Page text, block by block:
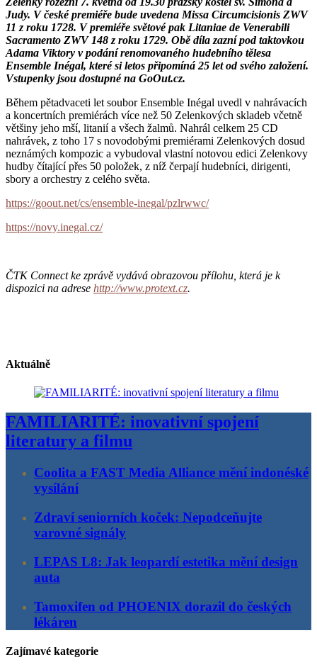
Judy. V české premiéře bude uvedena Missa Circumcisionis ZWV
11 z roku 1728. V premiéře světové pak Litaniae de Venerabili
Sacramento ZWV 148 z roku 1729. Obě díla zazní pod taktovkou
Adama Viktory v podání renomovaného hudebního tělesa
Ensemble Inégal, které si letos připomíná 25 let od svého založení.
Vstupenky jsou dostupné na GoOut.cz.
Během pětadvaceti let soubor Ensemble Inégal uvedl v nahrávacích
a koncertních premiérách více než 50 Zelenkových skladeb včetně
většiny jeho mší, litanií a všech žalmů. Nahrál celkem 25 CD
nahrávek, z toho 17 s novodobými premiérami Zelenkových dosud
neznámých kompozic a vybudoval vlastní notovou edici Zelenkovy
hudby čítající přes 50 položek, z níž čerpají hudebníci, dirigenti,
sbory a orchestry z celého světa.
https://goout.net/cs/ensemble-inegal/pzlrwwc/
https://novy.inegal.cz/
ČTK Connect ke zprávě vydává obrazovou přílohu, která je k
dispozici na adrese http://www.protext.cz.
Aktuálně
FAMILIARITÉ: inovativní spojení
literatury a filmu
Coolita a FAST Media Alliance mění indonéské
vysílání
Zdraví seniorních koček: Nepodceňujte
varovné signály
LEPAS L8: Jak leopardí estetika mění design
auta
Tamoxifen od PHOENIX dorazil do českých
lékáren
Zajímavé kategorie